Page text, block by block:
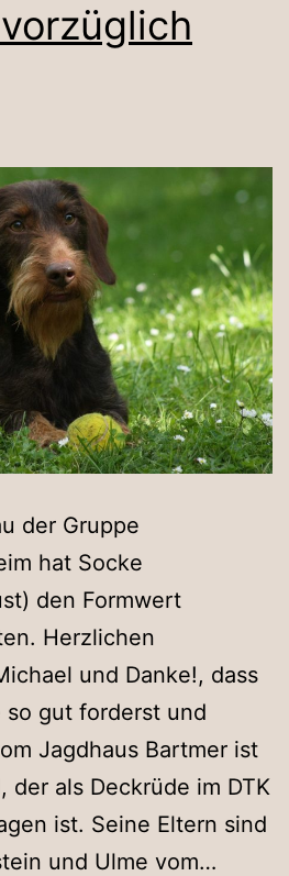
der Gruppe
hat Socke
den Formwert
Herzlichen
und Danke!, dass
so gut forderst und
Jagdhaus Bartmer ist
der als Deckrüde im DTK
ist. Seine Eltern sind
und Ulme vom…